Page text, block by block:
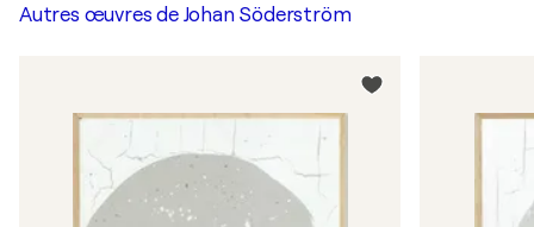
Autres œuvres de Johan Söderström